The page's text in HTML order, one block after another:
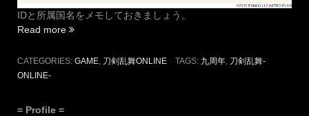
IDと所属国名をメモしておきましょう。
Read more “刀
乱
CATEGORIES: GAME 刀剣乱舞ONLINE TAGS: 九周年, 刀剣乱舞-
ONLINE-
= Profile =